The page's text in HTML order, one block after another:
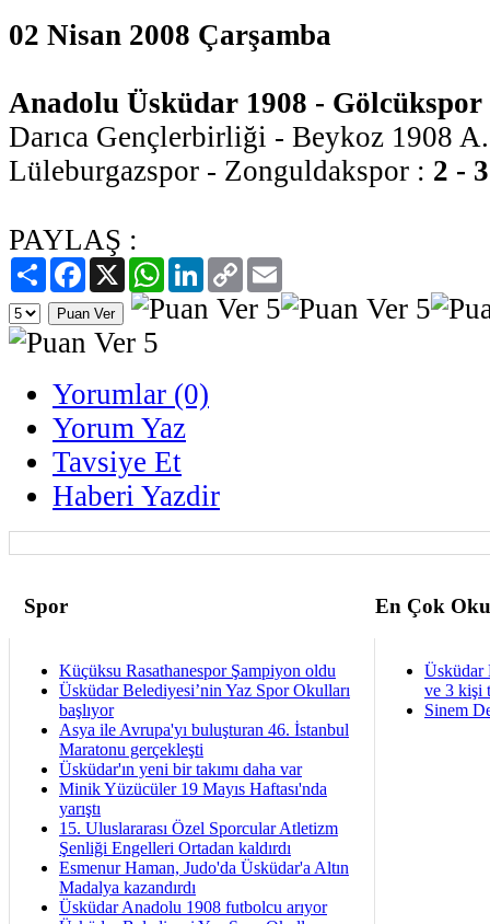
02 Nisan 2008 Çarşamba
Anadolu Üsküdar 1908 - Gölcükspor
Darıca Gençlerbirliği - Beykoz 1908
Lüleburgazspor - Zonguldakspor : 2 - 3
PAYLAŞ :
PaylaşFacebook
X WhatsAppLinkedIn
Copy
Link
Yorumlar (0)
Yorum Yaz
Tavsiye Et
Haberi Yazdir
Spor En Çok
Küçüksu Rasathanespor Şampiyon oldu
Üsküdar Belediyesi’nin Yaz Spor Okulları
başlıyor
Asya ile Avrupa'yı buluşturan 46. İstanbul
Maratonu gerçekleşti
Üsküdar'ın yeni bir takımı daha var
Minik Yüzücüler 19 Mayıs Haftası'nda
yarıştı
15. Uluslararası Özel Sporcular Atletizm
Şenliği Engelleri Ortadan kaldırdı
Esmenur Haman, Judo'da Üsküdar'a Altın
Madalya kazandırdı
Üsküdar Anadolu 1908 futbolcu arıyor
Üsküdar
ve 3 kişi
Sinem